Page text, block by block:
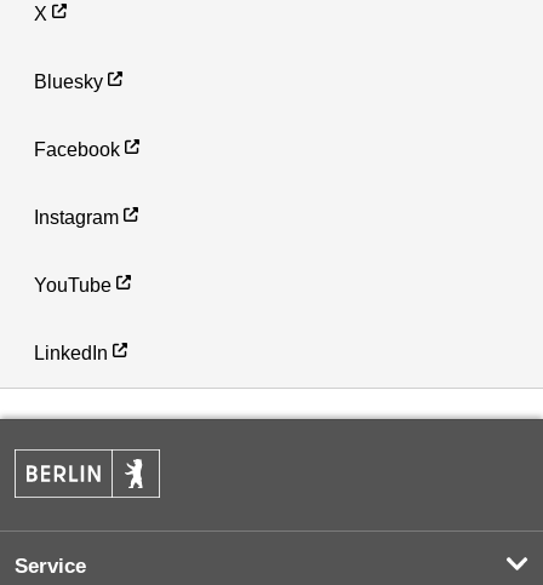
X
Bluesky
Facebook
Instagram
YouTube
LinkedIn
Service